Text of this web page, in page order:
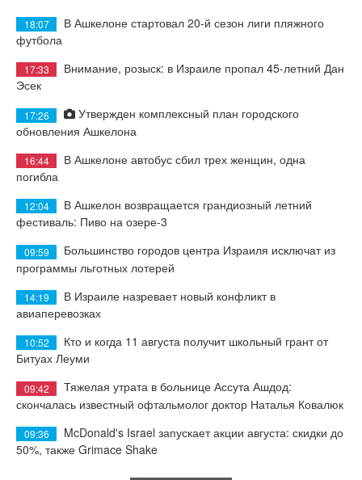
18:07
В Ашкелоне стартовал 20-й сезон лиги пляжного
футбола
17:33
Внимание, розыск: в Израиле пропал 45-летний Дан
Эсек
17:26
Утвержден комплексный план городского
обновления Ашкелона
16:44
В Ашкелоне автобус сбил трех женщин, одна
погибла
12:04
В Ашкелон возвращается грандиозный летний
фестиваль: Пиво на озере-3
09:59
Большинство городов центра Израиля исключат из
программы льготных лотерей
14:19
В Израиле назревает новый конфликт в
авиаперевозках
10:52
Кто и когда 11 августа получит школьный грант от
Битуах Леуми
09:42
Тяжелая утрата в больнице Ассута Ашдод:
скончалась известный офтальмолог доктор Наталья Ковалюк
09:36
McDonald's Israel запускает акции августа: скидки до
50%, также Grimace Shake